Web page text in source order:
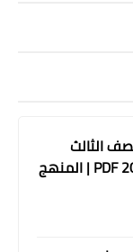
الثالث
الابتدائي الترم الأول 2027 PDF | المنهج